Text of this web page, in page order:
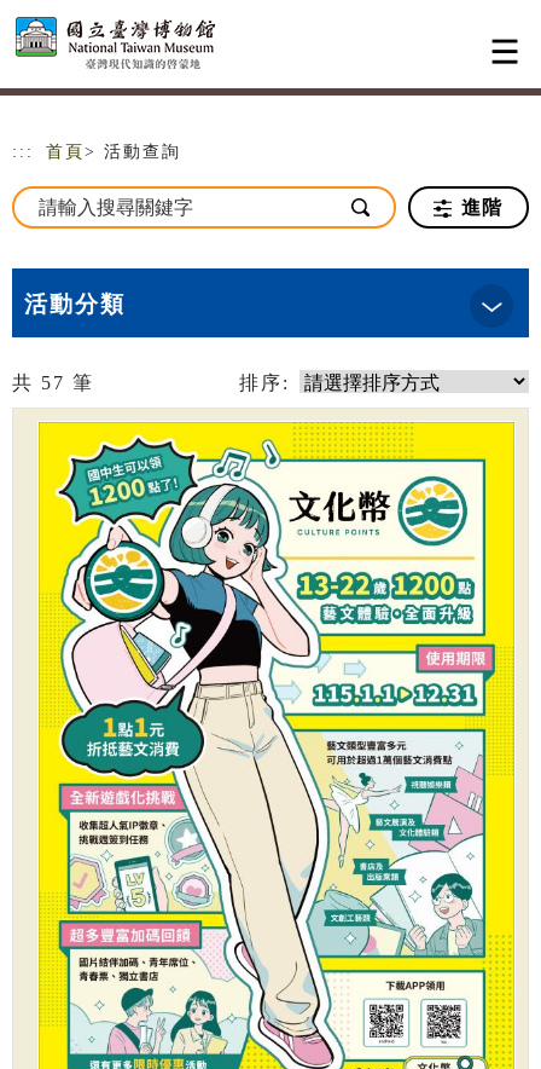
跳到主要內容
網站導覽
::: 首頁 > 活動查詢
進階
活動分類
共 57 筆 排序: